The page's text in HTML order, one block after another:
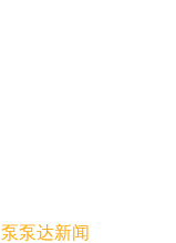
泵泵达新闻